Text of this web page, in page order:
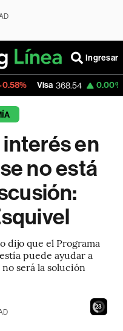
Ingresar
368.54 0.00%
en
no está
dijo que el Programa
puede ayudar a
será la solución
21